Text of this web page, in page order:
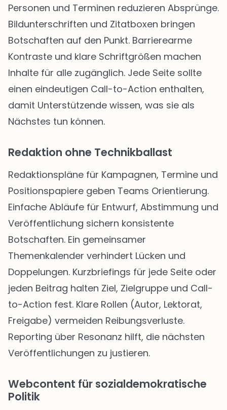
Personen und Terminen reduzieren Absprünge.
Bildunterschriften und Zitatboxen bringen
Botschaften auf den Punkt. Barrierearme
Kontraste und klare Schriftgrößen machen
Inhalte für alle zugänglich. Jede Seite sollte
einen eindeutigen Call-to-Action enthalten,
damit Unterstützende wissen, was sie als
Nächstes tun können.
Redaktion ohne Technikballast
Redaktionspläne für Kampagnen, Termine und
Positionspapiere geben Teams Orientierung.
Einfache Abläufe für Entwurf, Abstimmung und
Veröffentlichung sichern konsistente
Botschaften. Ein gemeinsamer
Themenkalender verhindert Lücken und
Doppelungen. Kurzbriefings für jede Seite oder
jeden Beitrag halten Ziel, Zielgruppe und Call-
to-Action fest. Klare Rollen (Autor, Lektorat,
Freigabe) vermeiden Reibungsverluste.
Reporting über Resonanz hilft, die nächsten
Veröffentlichungen zu justieren.
Webcontent für sozialdemokratische
Politik